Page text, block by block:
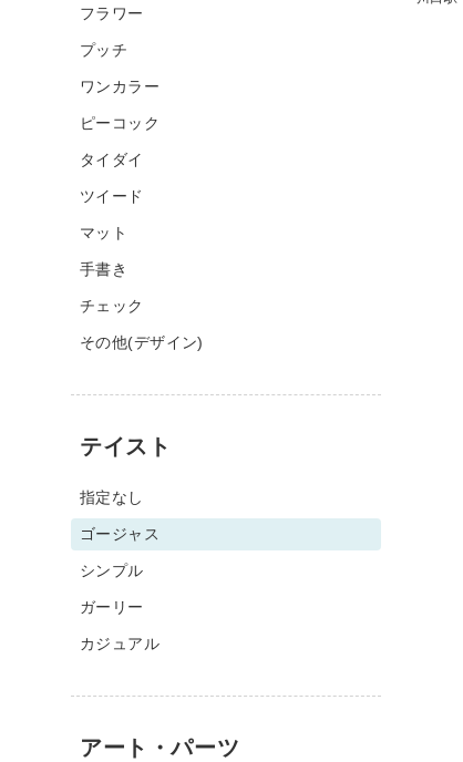
フラワー
プッチ
ワンカラー
ピーコック
タイダイ
ツイード
マット
手書き
チェック
その他(デザイン)
テイスト
指定なし
ゴージャス
シンプル
ガーリー
カジュアル
アート・パーツ